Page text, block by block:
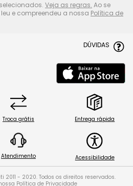
Veja as regras. Ao se
e compreendeu a nossa Política de
DÚVIDAS
Troca grátis Entrega rápida
Atendimento Acessibilidade
2011 - 2020. Todos os direitos reservados.
Política de Privacidade